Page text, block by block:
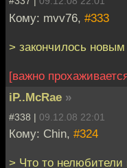
Кому: mvv76, #333
> закончилось
[важно
iP..McRae »
#338 | 09.12.08 22:01
Кому: Chin, #324
> Что то нелюбители